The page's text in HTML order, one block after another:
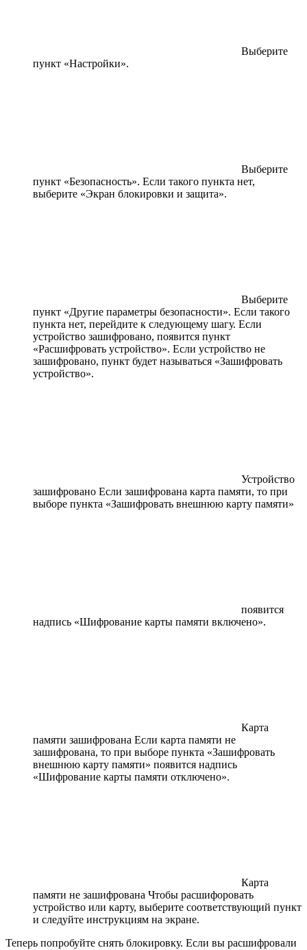
Выберите
пункт «Настройки».
Выберите
пункт «Безопасность». Если такого пункта нет,
выберите «Экран блокировки и защита».
Выберите
пункт «Другие параметры безопасности». Если такого
пункта нет, перейдите к следующему шагу. Если
устройство зашифровано, появится пункт
«Расшифровать устройство». Если устройство не
зашифровано, пункт будет называться «Зашифровать
устройство».
Устройство
зашифровано Если зашифрована карта памяти, то при
выборе пункта «Зашифровать внешнюю карту памяти»
появится
надпись «Шифрование карты памяти включено».
Карта
памяти зашифрована Если карта памяти не
зашифрована, то при выборе пункта «Зашифровать
внешнюю карту памяти» появится надпись
«Шифрование карты памяти отключено».
Карта
памяти не зашифрована Чтобы расшифоровать
устройство или карту, выберите соответствующий пункт
и следуйте инструкциям на экране.
Теперь попробуйте снять блокировку. Если вы расшифровали